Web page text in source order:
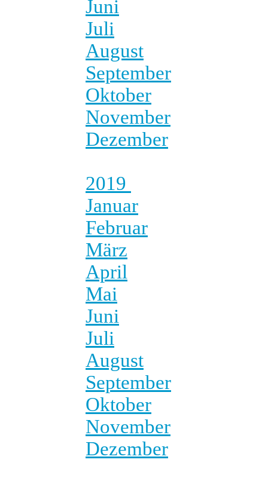
Juni
Juli
August
September
Oktober
November
Dezember
2019
Januar
Februar
März
April
Mai
Juni
Juli
August
September
Oktober
November
Dezember